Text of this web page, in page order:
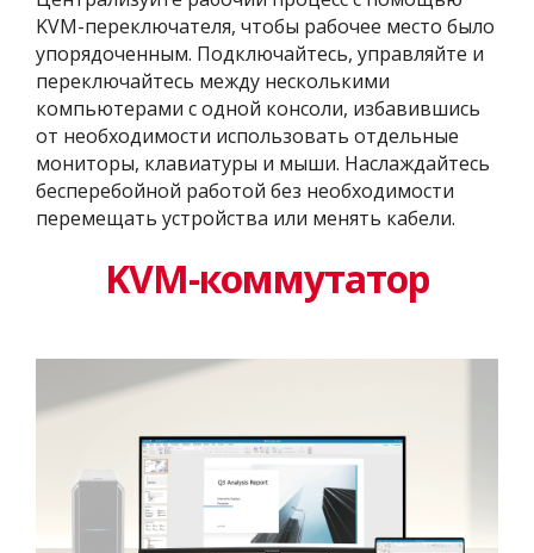
KVM-переключателя, чтобы рабочее место было
упорядоченным. Подключайтесь, управляйте и
переключайтесь между несколькими
компьютерами с одной консоли, избавившись
от необходимости использовать отдельные
мониторы, клавиатуры и мыши. Наслаждайтесь
бесперебойной работой без необходимости
перемещать устройства или менять кабели.
KVM-коммутатор